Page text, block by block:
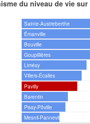
du niveau de vie sur
Sainte-Austreberthe
Émanville
Bouville
Goupillières
Limésy
Villers-Écalles
Pavilly
Barentin
Pissy-Pôville
Mesnil-Panneville